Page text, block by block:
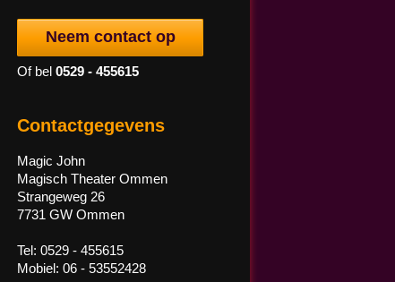
Neem contact op
Of bel 0529 - 455615
Contactgegevens
Magic John
Magisch Theater Ommen
Strangeweg 26
7731 GW Ommen
Tel: 0529 - 455615
Mobiel: 06 - 53552428